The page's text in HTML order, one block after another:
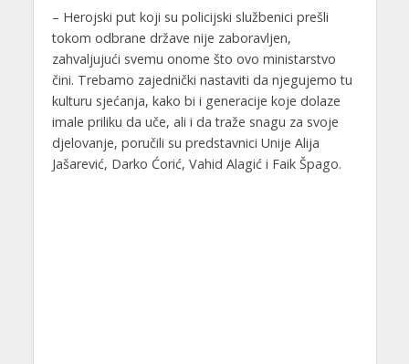
– Herojski put koji su policijski službenici prešli
tokom odbrane države nije zaboravljen,
zahvaljujući svemu onome što ovo ministarstvo
čini. Trebamo zajednički nastaviti da njegujemo tu
kulturu sjećanja, kako bi i generacije koje dolaze
imale priliku da uče, ali i da traže snagu za svoje
djelovanje, poručili su predstavnici Unije Alija
Jašarević, Darko Ćorić, Vahid Alagić i Faik Špago.